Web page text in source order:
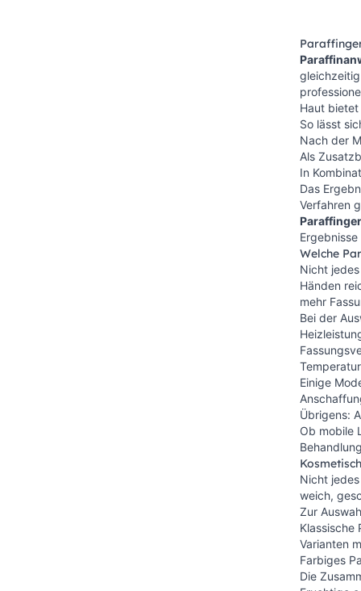
Haut bietet
So lässt
Nach der
Als
In
Das
Verfahren
Welche
Nicht
Händen
mehr
Bei der
Einige
Übrigens:
Ob mobile
Nicht
weich,
Zur
Klassische
Varianten
Farbiges
Die